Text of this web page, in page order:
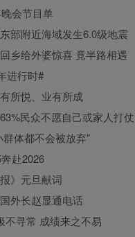
会节目单
部附近海域发生6.0级地震
乡给外婆惊喜 竟半路相遇
进行时#
所悦、业有所成
民众不愿自己或家人打仗
群体都不会被放弃”
赴2026
》元旦献词
外长赵显通电话
不寻常 成绩来之不易